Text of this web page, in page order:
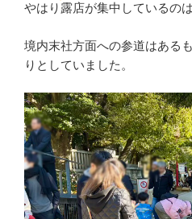
やはり露店が集中しているの
境内末社方面への参道はある
りとしていました。